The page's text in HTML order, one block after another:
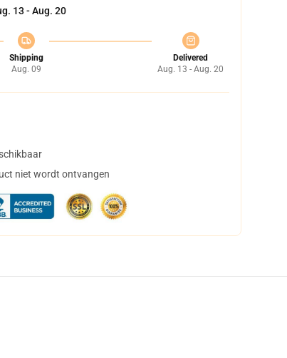
13 - Aug. 20
Shipping
Aug. 09
Delivered
Aug. 13 - Aug. 20
niet wordt ontvangen